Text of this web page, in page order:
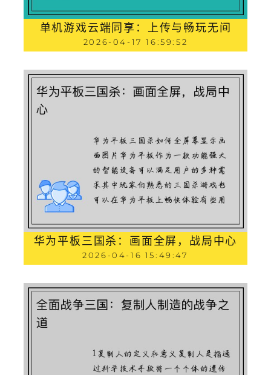
单机游戏云端同享：上传与畅玩无间
2026-04-17 16:59:52
华为平板三国杀：画面全屏，战局中心
2026-04-16 15:49:47